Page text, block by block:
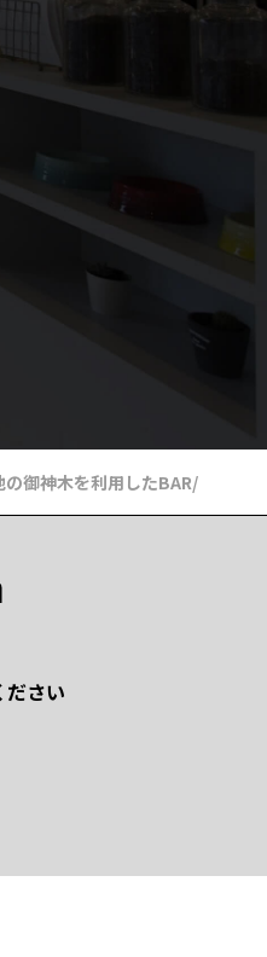
御神木を利用したBAR/
ださい